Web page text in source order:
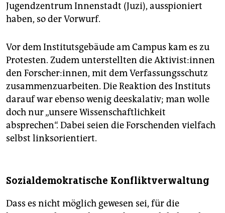
Jugendzentrum Innenstadt (Juzi), ausspioniert
haben, so der Vorwurf.
Vor dem Institutsgebäude am Campus kam es zu
Protesten. Zudem unterstellten die Ak­ti­vis­t:in­nen
den Forscher:innen, mit dem Verfassungsschutz
zusammenzuarbeiten. Die Reaktion des Instituts
darauf war ebenso wenig deeskalativ; man wolle
doch nur „unsere Wissenschaftlichkeit
absprechen“. Dabei seien die Forschenden vielfach
selbst linksorientiert.
Sozialdemokratische Konfliktverwaltung
Dass es nicht möglich gewesen sei, für die